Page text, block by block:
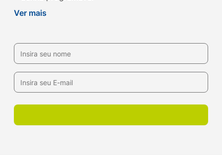
• Dimensões de 35 x 25 x 25cm
Ver mais